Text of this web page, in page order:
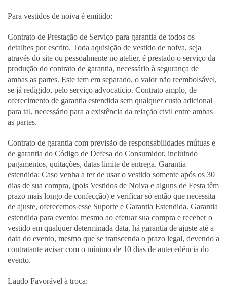
Para vestidos de noiva é emitido:
Contrato de Prestação de Serviço para garantia de todos os
detalhes por escrito. Toda aquisição de vestido de noiva, seja
através do site ou pessoalmente no atelier, é prestado o serviço da
produção do contrato de garantia, necessário à segurança de
ambas as partes. Este tem em separado, o valor não reembolsável,
se já redigido, pelo serviço advocatício. Contrato amplo, de
oferecimento de garantia estendida sem qualquer custo adicional
para tal, necessário para a existência da relação civil entre ambas
as partes.
Contrato de garantia com previsão de responsabilidades mútuas e
de garantia do Código de Defesa do Consumidor, incluindo
pagamentos, quitações, datas limite de entrega. Garantia
estendida: Caso venha a ter de usar o vestido somente após os 30
dias de sua compra, (pois Vestidos de Noiva e alguns de Festa têm
prazo mais longo de confecção) e verificar só então que necessita
de ajuste, oferecemos esse Suporte e Garantia Estendida. Garantia
estendida para evento: mesmo ao efetuar sua compra e receber o
vestido em qualquer determinada data, há garantia de ajuste até a
data do evento, mesmo que se transcenda o prazo legal, devendo a
contratante avisar com o mínimo de 10 dias de antecedência do
evento.
Laudo Favorável à troca: